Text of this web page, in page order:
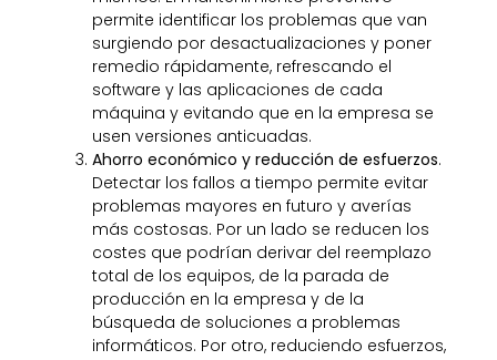
permite identificar los problemas que van
surgiendo por desactualizaciones y poner
remedio rápidamente, refrescando el
software y las aplicaciones de cada
máquina y evitando que en la empresa se
usen versiones anticuadas.
Ahorro económico y reducción de esfuerzos.
Detectar los fallos a tiempo permite evitar
problemas mayores en futuro y averías
más costosas. Por un lado se reducen los
costes que podrían derivar del reemplazo
total de los equipos, de la parada de
producción en la empresa y de la
búsqueda de soluciones a problemas
informáticos. Por otro, reduciendo esfuerzos,